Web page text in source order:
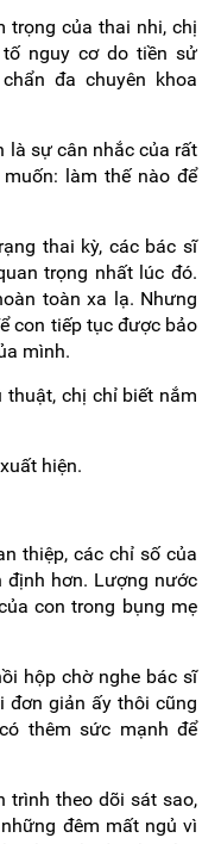
trọng của thai nhi, chị
nguy cơ do tiền sử
đa chuyên khoa
là sự cân nhắc của rất
làm thế nào để
thai kỳ, các bác sĩ
trọng nhất lúc đó.
toàn xa lạ. Nhưng
con tiếp tục được bảo
mình.
chị chỉ biết nắm
hiện.
thiệp, các chỉ số của
định hơn. Lượng nước
con trong bụng mẹ
hộp chờ nghe bác sĩ
đơn giản ấy thôi cũng
thêm sức mạnh để
trình theo dõi sát sao,
đêm mất ngủ vì